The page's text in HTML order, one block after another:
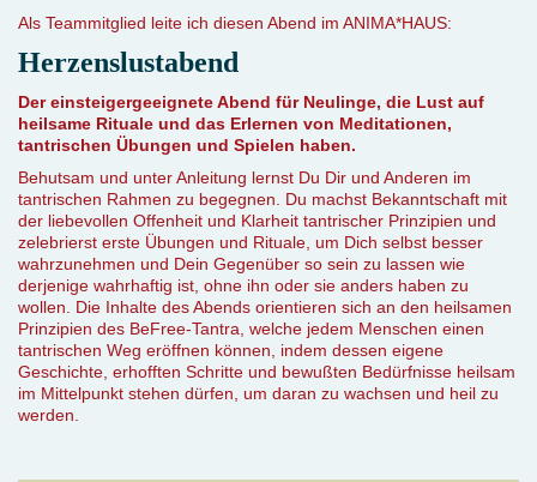
Als Teammitglied leite ich diesen Abend im ANIMA*HAUS:
Herzenslustabend
Der einsteigergeeignete Abend für Neulinge, die Lust auf
heilsame Rituale und das Erlernen von Meditationen,
tantrischen Übungen und Spielen haben.
Behutsam und unter Anleitung lernst Du Dir und Anderen im
tantrischen Rahmen zu begegnen. Du machst Bekanntschaft mit
der liebevollen Offenheit und Klarheit tantrischer Prinzipien und
zelebrierst erste Übungen und Rituale, um Dich selbst besser
wahrzunehmen und Dein Gegenüber so sein zu lassen wie
derjenige wahrhaftig ist, ohne ihn oder sie anders haben zu
wollen. Die Inhalte des Abends orientieren sich an den heilsamen
Prinzipien des BeFree-Tantra, welche jedem Menschen einen
tantrischen Weg eröffnen können, indem dessen eigene
Geschichte, erhofften Schritte und bewußten Bedürfnisse heilsam
im Mittelpunkt stehen dürfen, um daran zu wachsen und heil zu
werden.